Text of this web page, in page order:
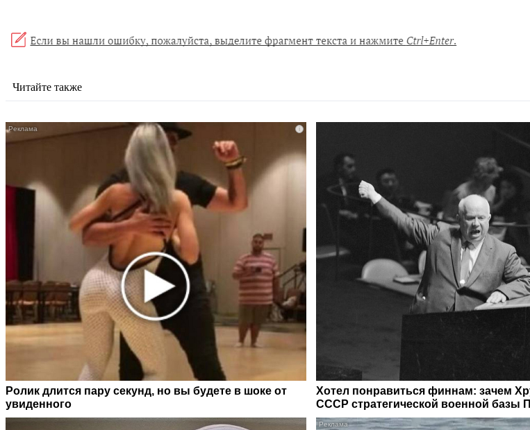
Читайте также
i
Ролик длится пару секунд, но вы будете в шоке от
увиденного
Хотел понравиться финнам: зачем
СССР стратегической военной базы